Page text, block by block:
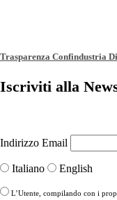
Trasparenza Confindustria
Iscriviti alla
Indirizzo Email
Italiano English
L’Utente, compilando con i